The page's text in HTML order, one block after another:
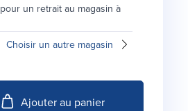
pour un retrait au magasin à
Choisir un autre magasin
Ajouter au panier